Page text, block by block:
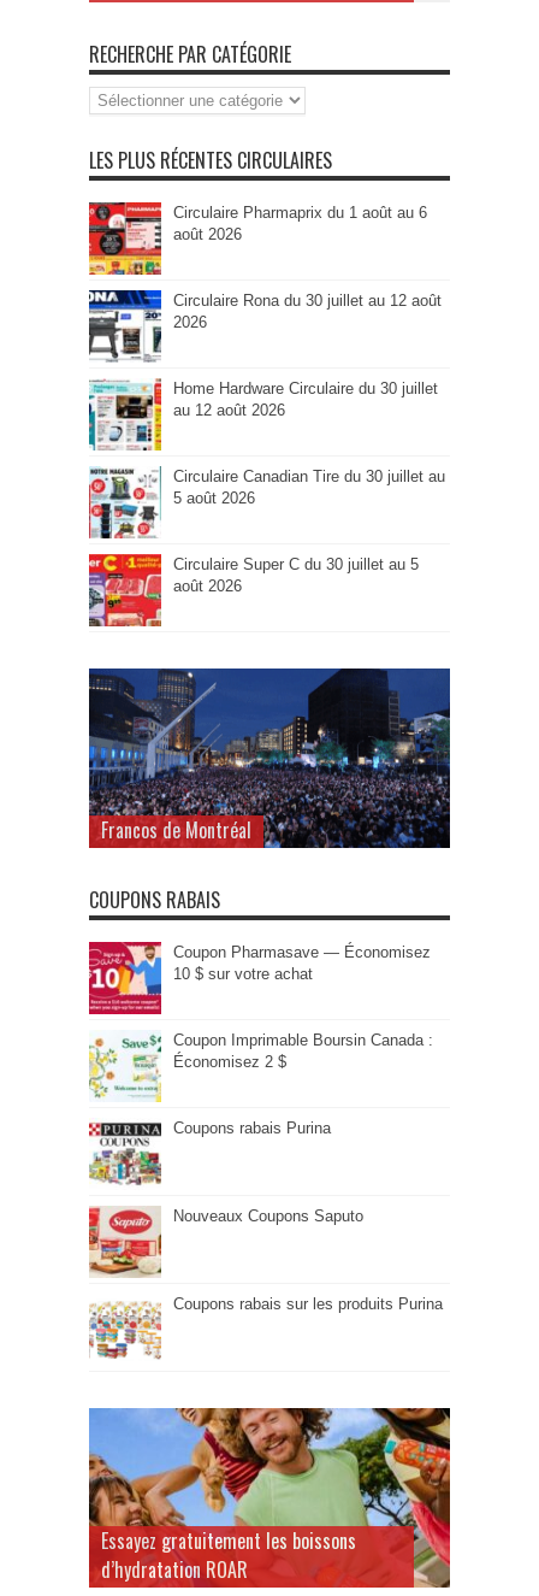
RECHERCHE PAR CATÉGORIE
Recherche
par
LES PLUS RÉCENTES CIRCULAIRES
Circulaire Pharmaprix du 1 août au 6
août 2026
Circulaire Rona du 30 juillet au 12 août
2026
Home Hardware Circulaire du 30 juillet
au 12 août 2026
Circulaire Canadian Tire du 30 juillet au
5 août 2026
Circulaire Super C du 30 juillet au 5
août 2026
Francos de Montréal
COUPONS RABAIS
Coupon Pharmasave — Économisez
10 $ sur votre achat
Coupon Imprimable Boursin Canada :
Économisez 2 $
Coupons rabais Purina
Nouveaux Coupons Saputo
Coupons rabais sur les produits Purina
Essayez gratuitement les boissons
d’hydratation ROAR